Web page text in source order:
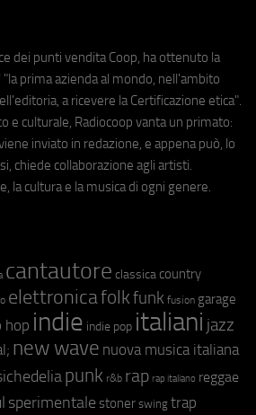
dei punti vendita Coop, ha ottenuto la
prima azienda al mondo, nell'ambito
a ricevere la Certificazione etica".
e culturale, Radiocoop vanta un primato:
inviato in redazione, e appena può, lo
chiede collaborazione agli artisti.
la cultura e la musica di ogni genere.
cantautore classica country
elettronicafolkfunk fusion garage
hop indie indie pop italiani jazz
new wave nuova musica italiana
punk r&b rap rap italiano reggae
sperimentale stoner swing trap